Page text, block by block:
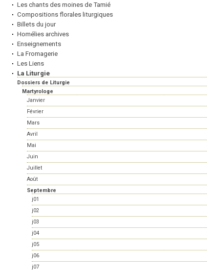
Les chants des moines de Tamié
Compositions florales liturgiques
Billets du jour
Homélies archives
Enseignements
La Fromagerie
Les Liens
La Liturgie
Dossiers de Liturgie
Martyrologe
Janvier
Février
Mars
Avril
Mai
Juin
Juillet
Août
Septembre
j01
j02
j03
j04
j05
j06
j07